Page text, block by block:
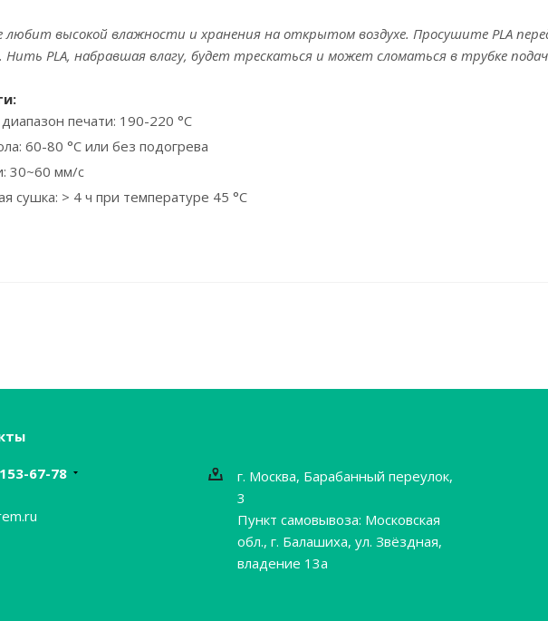
любит высокой влажности и хранения на открытом воздухе. Просушите PLA
Нить PLA, набравшая влагу, будет трескаться и может сломаться в трубке
:
печати: 190-220 °С
60-80 °С или без подогрева
30~60 мм/с
сушка: > 4 ч при температуре 45 °С
67-78
г. Москва, Барабанный переулок,
3
Пункт самовывоза: Московская
обл., г. Балашиха, ул. Звёздная,
владение 13а